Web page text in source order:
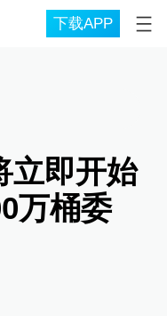
下载APP
立即开始
万桶委